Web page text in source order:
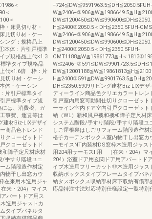
＜
＜
＜
・床見切り材・
見切り材・ケー
ング：規格品上
本体：片引戸標準
プ規格品上代×1.3
準タイプ規格品
代×1.6倍 枠：片
切り材・ケーシ
体・ケーシン
片引戸標準タイ
戸標準タイプ規
には、消費税、ガ
事費、運賃等は
建材Biz-LIXデザイ
商品色トレンド
クローゼットド
クローゼットド
和障子定尺材床材
/手すり階段ユニ
ム階段造作材定
物干し出窓カウ
在来用木造用ジャ
来・204）マイス
パートドア用ス
造用ジャストカ
タイプパネルタ
H≦2400③2050.5＜DH≦2350.5FUH-
H≦2400③2050.5＜DH≦2350.5FUH-
CMT1188≦W≦19861773≦H＜
DH≦2350.5909リビング建材Biz-LIXデザ
ディーライン商品色クリエカラートレン
引戸室内用窓可動間仕切りクローゼット
ーライン室内ドア室内引戸クローゼット
納（WL）新和風戸襖和襖和障子定尺材
システム階段/手すり階段/手すり階段ユ
しご屋根裏はしごリフォーム階段造作材
格子カーテンボックス室内物干し出窓カ
ーモイスNT内装材DS窓枠木造用ジャス
用204用サーモスⅡ用 （在来・204）マ
204）浴室ドア用玄関ドア用アパートド
イプ木造用フリーカット非木造用ジャス
収納ボックスタイプフレームタイプパネ
納タスボックス収納部材床下収納有償部
応品特注寸法対応特別仕様設定一覧特別